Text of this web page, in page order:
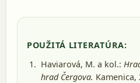
POUŽITÁ LITERATÚRA:
Haviarová, M. a kol.:
hrad Čergova. Kamenica,